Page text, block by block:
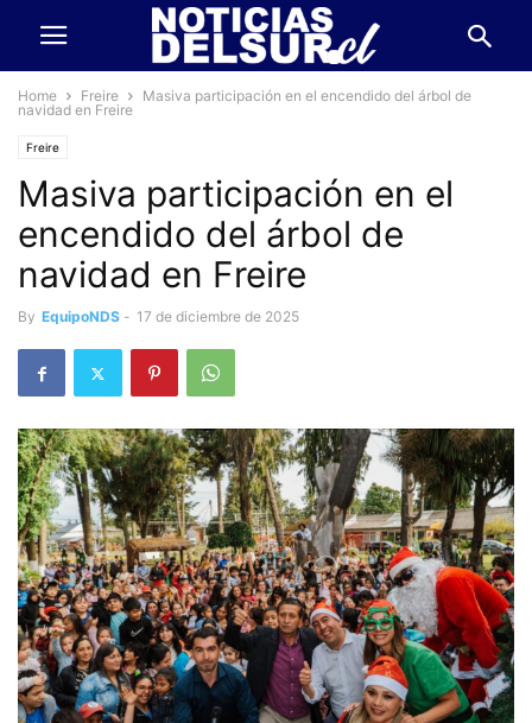
Home Freire
Masiva participación en el encendido del árbol de
navidad en Freire
Freire
Masiva participación en el
encendido del árbol de
navidad en Freire
By EquipoNDS - 17 de diciembre de 2025